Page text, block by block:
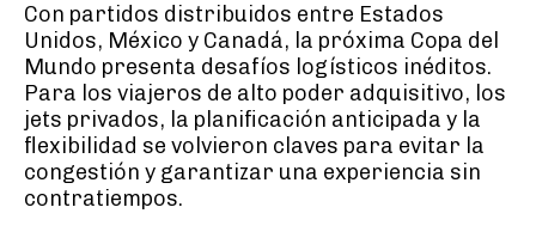
Con partidos distribuidos entre Estados
Unidos, México y Canadá, la próxima Copa del
Mundo presenta desafíos logísticos inéditos.
Para los viajeros de alto poder adquisitivo, los
jets privados, la planificación anticipada y la
flexibilidad se volvieron claves para evitar la
congestión y garantizar una experiencia sin
contratiempos.